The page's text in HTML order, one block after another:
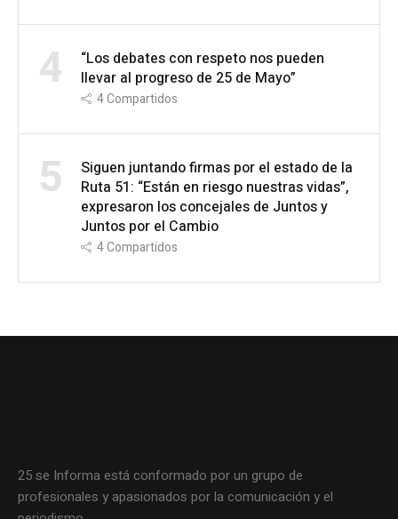
4
“Los debates con respeto nos pueden
llevar al progreso de 25 de Mayo”
4Compartidos
5
Siguen juntando firmas por el estado de la
Ruta 51: “Están en riesgo nuestras vidas”,
expresaron los concejales de Juntos y
Juntos por el Cambio
4Compartidos
25 se Informa está conformado por un grupo de
profesionales y apasionados por la comunicación y el